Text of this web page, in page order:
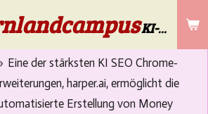
KI-Lösungen für die Gebäudereinigung & Selbstständige ab 50
Eine der stärksten KI SEO Chrome-
harper.ai, ermöglicht die
Erstellung von Money